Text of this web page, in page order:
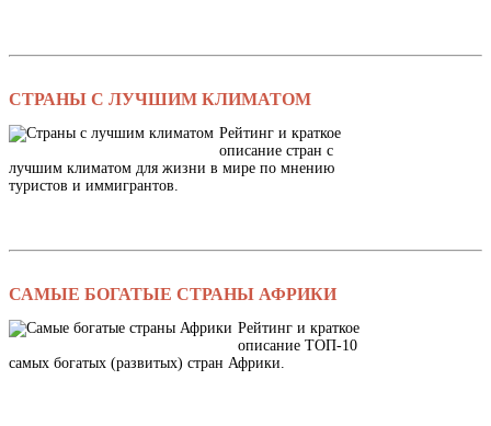
СТРАНЫ С ЛУЧШИМ КЛИМАТОМ
Рейтинг и краткое
описание стран с
лучшим климатом для жизни в мире по мнению
туристов и иммигрантов.
САМЫЕ БОГАТЫЕ СТРАНЫ АФРИКИ
Рейтинг и краткое
описание ТОП-10
самых богатых (развитых) стран Африки.